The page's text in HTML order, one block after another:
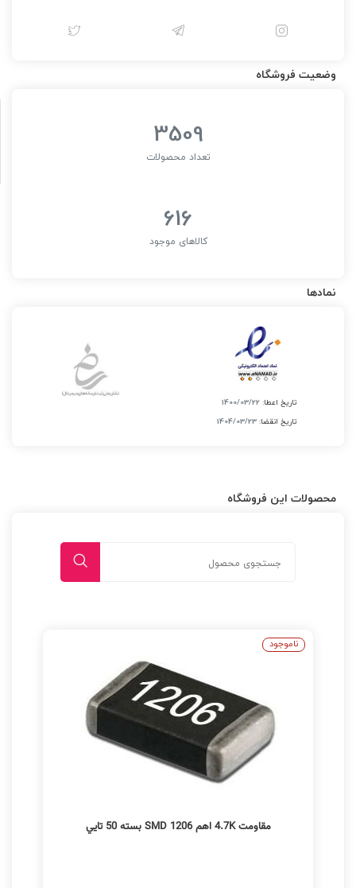
وضعیت فروشگاه
3509
تعداد محصولات
616
کالاهای موجود
نمادها
تاریخ اعطا:1400/03/22
تاریخ انقضا:1404/03/23
محصولات این فروشگاه
مقاومت 4.7K اهم SMD 1206 بسته 50 تايي
ناموجود